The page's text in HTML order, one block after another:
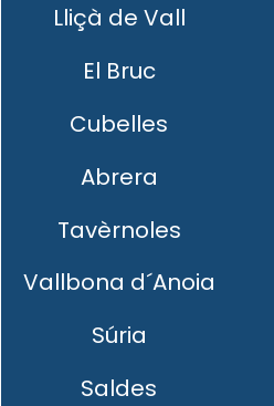
Lliçà de Vall
El Bruc
Cubelles
Abrera
Tavèrnoles
Vallbona d´Anoia
Súria
Saldes